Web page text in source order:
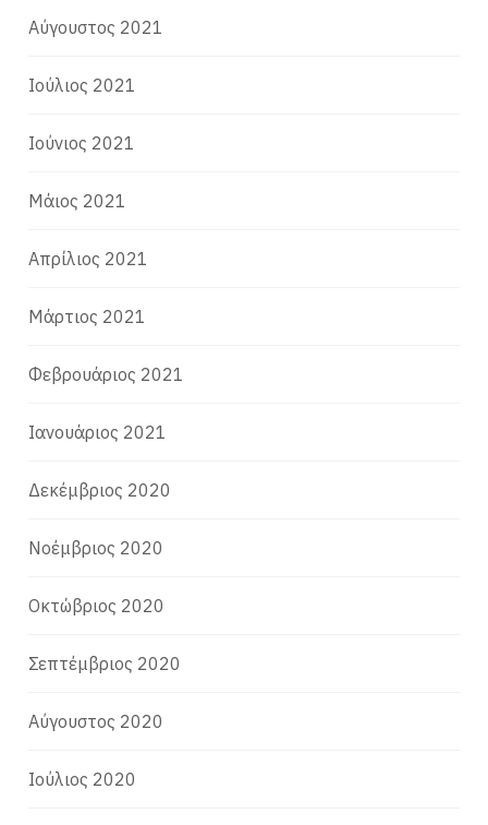
Αύγουστος 2021
Ιούλιος 2021
Ιούνιος 2021
Μάιος 2021
Απρίλιος 2021
Μάρτιος 2021
Φεβρουάριος 2021
Ιανουάριος 2021
Δεκέμβριος 2020
Νοέμβριος 2020
Οκτώβριος 2020
Σεπτέμβριος 2020
Αύγουστος 2020
Ιούλιος 2020